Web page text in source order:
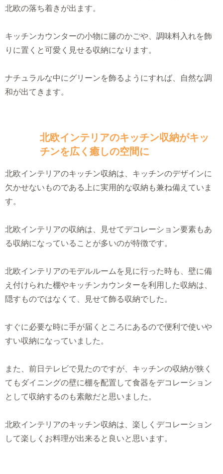
北欧の落ち着きが出ます。
キッチンカウンターの小物に籐のかごや、調味料入れを飾
りに置くと可愛く見せる収納になります。
ナチュラルな中にグリーンを飾るようにすれば、自然な調
和が出てきます。
北欧インテリアのキッチン収納がキッ
チンを広く癒しの空間に
北欧インテリアのキッチン収納は、キッチンのデザインに
欠かせないものである上に実用的な収納も兼ね備えていま
す。
北欧インテリアの収納は、見せてデコレーション要素もあ
る収納になっていることが多いのが特徴です。
北欧インテリアのモデルルームを見に行った時も、壁に備
え付けられた棚やキッチンカウンターを利用した収納は、
隠すものではなくて、見せて飾る収納でした。
すぐに必要な時に手が届くところにあるので便利で使いや
すい収納になっていました。
また、前日テレビで見たのですが、キッチンの収納が狭く
てもダイニングの壁に棚を配置して食器をデコレーション
として収納するのも素敵だと思いました。
北欧インテリアのキッチン収納は、楽しくデコレーション
して楽しくお料理が出来ると良いと思います。